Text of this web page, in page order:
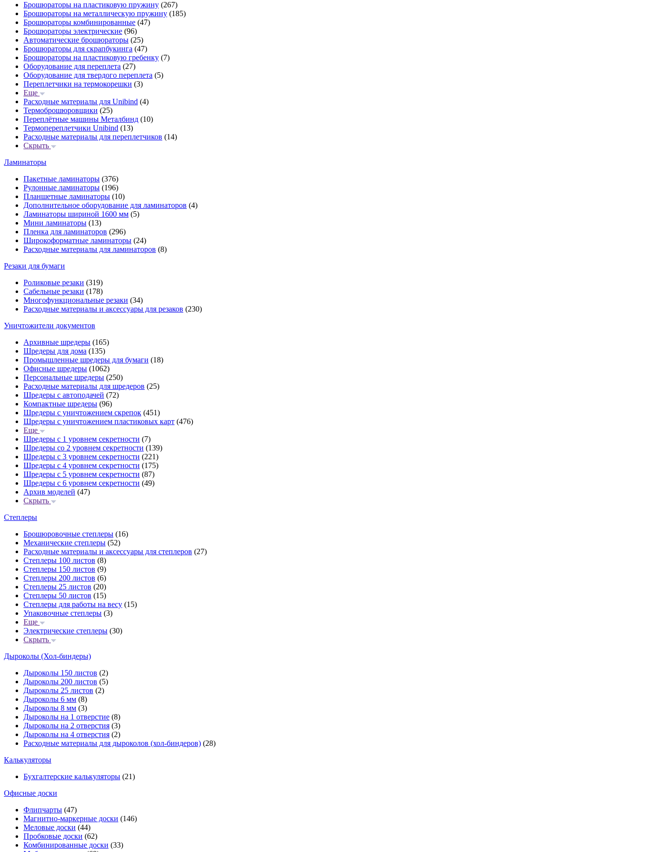
Брошюраторы на пластиковую пружину (267)
Брошюраторы на металлическую пружину (185)
Брошюраторы комбинированные (47)
Брошюраторы электрические (96)
Автоматические брошюраторы (25)
Брошюраторы для скрапбукинга (47)
Брошюраторы на пластиковую гребенку (7)
Оборудование для переплета (27)
Оборудование для твердого переплета (5)
Переплетчики на термокорешки (3)
Еще
Расходные материалы для Unibind (4)
Термоброшюровщики (25)
Переплётные машины Металбинд (10)
Термопереплетчики Unibind (13)
Расходные материалы для переплетчиков (14)
Скрыть
Ламинаторы
Пакетные ламинаторы (376)
Рулонные ламинаторы (196)
Планшетные ламинаторы (10)
Дополнительное оборудование для ламинаторов (4)
Ламинаторы шириной 1600 мм (5)
Мини ламинаторы (13)
Пленка для ламинаторов (296)
Широкоформатные ламинаторы (24)
Расходные материалы для ламинаторов (8)
Резаки для бумаги
Роликовые резаки (319)
Сабельные резаки (178)
Многофункциональные резаки (34)
Расходные материалы и аксессуары для резаков (230)
Уничтожители документов
Архивные шредеры (165)
Шредеры для дома (135)
Промышленные шредеры для бумаги (18)
Офисные шредеры (1062)
Персональные шредеры (250)
Расходные материалы для шредеров (25)
Шредеры с автоподачей (72)
Компактные шредеры (96)
Шредеры с уничтожением скрепок (451)
Шредеры с уничтожением пластиковых карт (476)
Еще
Шредеры с 1 уровнем секретности (7)
Шредеры со 2 уровнем секретности (139)
Шредеры с 3 уровнем секретности (221)
Шредеры с 4 уровнем секретности (175)
Шредеры с 5 уровнем секретности (87)
Шредеры с 6 уровнем секретности (49)
Архив моделей (47)
Скрыть
Степлеры
Брошюровочные степлеры (16)
Механические степлеры (52)
Расходные материалы и аксессуары для степлеров (27)
Степлеры 100 листов (8)
Степлеры 150 листов (9)
Степлеры 200 листов (6)
Степлеры 25 листов (20)
Степлеры 50 листов (15)
Степлеры для работы на весу (15)
Упаковочные степлеры (3)
Еще
Электрические степлеры (30)
Скрыть
Дыроколы (Хол-биндеры)
Дыроколы 150 листов (2)
Дыроколы 200 листов (5)
Дыроколы 25 листов (2)
Дыроколы 6 мм (8)
Дыроколы 8 мм (3)
Дыроколы на 1 отверстие (8)
Дыроколы на 2 отверстия (3)
Дыроколы на 4 отверстия (2)
Расходные материалы для дыроколов (хол-биндеров) (28)
Калькуляторы
Бухгалтерские калькуляторы (21)
Офисные доски
Флипчарты (47)
Магнитно-маркерные доски (146)
Меловые доски (44)
Пробковые доски (62)
Комбинированные доски (33)